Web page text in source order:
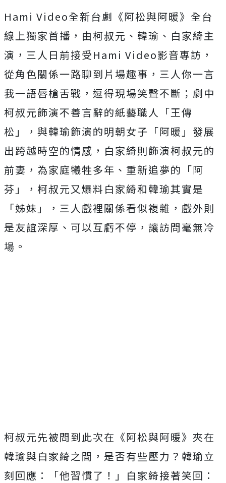
Hami Video全新台劇《阿松與阿暖》全台
線上獨家首播，由柯叔元、 韓瑜、白家綺主
演，三人日前接受Hami Video影音專訪，
從角色關係一路聊到片場趣事， 三人你一言
我一語唇槍舌戰，逗得現場笑聲不斷； 劇中
柯叔元飾演不善言辭的紙藝職人「王傳
松」， 與韓瑜飾演的明朝女子「阿暖」發展
出跨越時空的情感， 白家綺則飾演柯叔元的
前妻，為家庭犧牲多年、重新追夢的「阿
芬」
，柯叔元又爆料白家綺和韓瑜其實是
「姊妹」， 三人戲裡關係看似複雜，戲外則
是友誼深厚、可以互虧不停， 讓訪問毫無冷
場。
柯叔元先被問到此次在《阿松與阿暖》夾在
韓瑜與白家綺之間， 是否有些壓力？韓瑜立
刻回應：「他習慣了！」白家綺接著笑回：